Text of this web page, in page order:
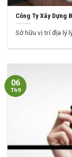
Công Ty Xây Dựng
Sở hữu vị trí địa lý
06
Th9